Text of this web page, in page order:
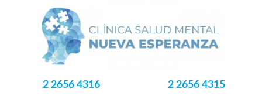
2 2656 4316 2 2656 4315